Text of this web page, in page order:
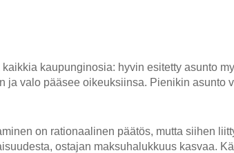
kaupunginosia: hyvin esitetty asunto
valo pääsee oikeuksiinsa. Pienikin asunto
on rationaalinen päätös, mutta siihen
ostajan maksuhalukkuus kasvaa.